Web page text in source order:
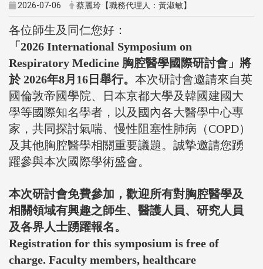
2026-07-06 蔡麗玲【職務代理人：黃淑敏】
各位師生及同仁您好：
「2026 International Symposium on
Respiratory Medicine 胸腔醫學國際研討會」將
於 2026年8月16日舉行。 本次研討會邀請來自英
國倫敦帝國學院、
日本京都大學及韓國建國大
學等國際知名學者， 以及國內各大醫學中心專
家，共同探討氣喘、慢性阻塞性肺病（COPD）
及其他胸腔醫學相關重要議題。誠摯邀請您踴
躍參與本次國際學術盛會。
本次研討會免費參加， 歡迎所有對胸腔醫學及
相關領域有興趣之師生、醫護人員、 研究人員
及各界人士踴躍報名。
Registration for this symposium is free of
charge. Faculty members, healthcare